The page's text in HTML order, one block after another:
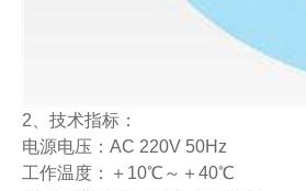
2、技术指标：
电源电压：AC 220V 50Hz
工作温度：＋10℃～＋40℃